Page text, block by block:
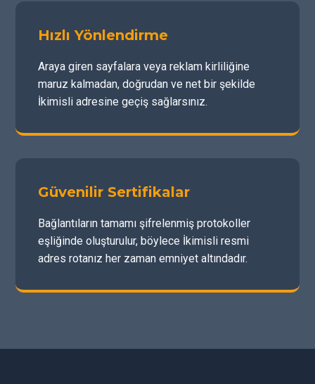
Hızlı Yönlendirme
Araya giren sayfalara veya reklam kirliliğine
maruz kalmadan, doğrudan ve net bir şekilde
İkimisli adresine geçiş sağlarsınız.
Güvenilir Sertifikalar
Bağlantıların tamamı şifrelenmiş protokoller
eşliğinde oluşturulur, böylece İkimisli resmi
adres rotanız her zaman emniyet altındadır.